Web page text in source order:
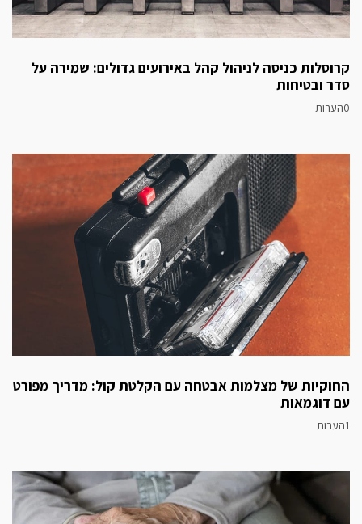
קרוסלות כניסה לניהול קהל באירועים גדולים: שמירה על
סדר ובטיחות
החוקיות של מצלמות אבטחה עם הקלטת קול: מדריך מפורט
עם דוגמאות